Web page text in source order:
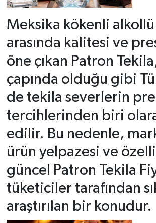
Meksika kökenli
arasında kalitesi ve
öne çıkan Patron
çapında olduğu gibi
de tekila severlerin
tercihlerinden biri
edilir. Bu nedenle,
ürün yelpazesi ve
güncel Patron Tekila
tüketiciler tarafından
araştırılan bir konudur.